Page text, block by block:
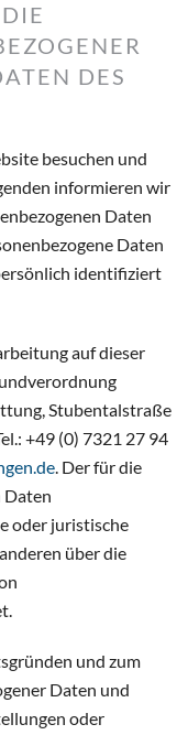
DES
besuchen und
informieren wir
Daten
Daten
identifiziert
auf dieser
Stubentalstraße
+49 (0) 7321 27 94
. Der für die
Daten
oder juristische
über die
und zum
Daten und
oder